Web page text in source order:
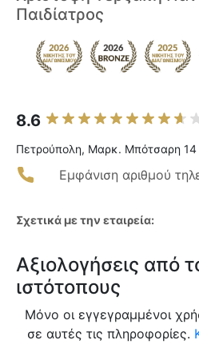
Παιδίατρος
8.6
Πετρούπολη, Μαρκ. Μπότσαρη 14
Εμφάνιση αριθμού
Σχετικά με την εταιρεία:
Αξιολογήσεις από
ιστότοπους
Μόνο οι εγγεγραμμένοι
σε αυτές τις πληροφορίες.